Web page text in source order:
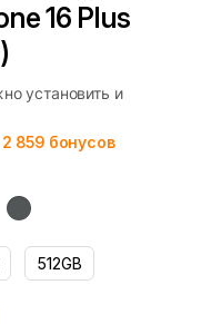
16 Plus
установить и
2 859бонусов
512GB